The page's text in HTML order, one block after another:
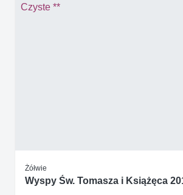
Żółwie
Wyspy Św. Tomasza i Książęca